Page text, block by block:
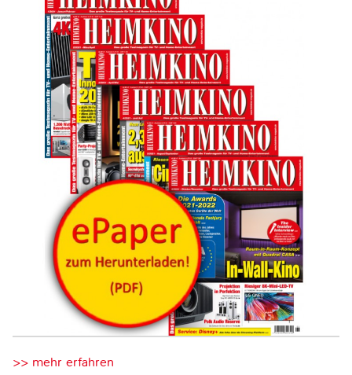
>> mehr erfahren